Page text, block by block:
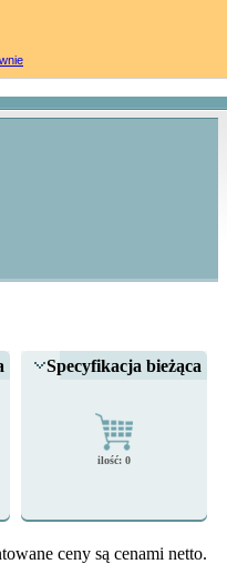
Specyfikacja bieżąca
ilość: 0
ceny są cenami netto.